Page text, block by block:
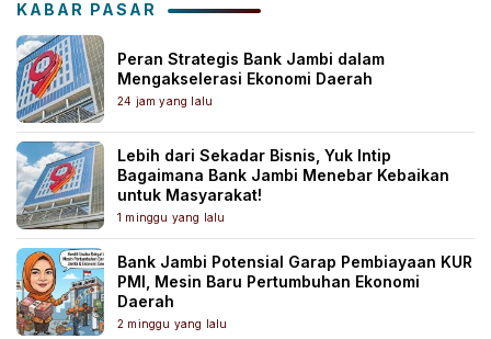
KABAR PASAR
Peran Strategis Bank Jambi dalam
Mengakselerasi Ekonomi Daerah
24 jam yang lalu
Lebih dari Sekadar Bisnis, Yuk Intip
Bagaimana Bank Jambi Menebar Kebaikan
untuk Masyarakat!
1 minggu yang lalu
Bank Jambi Potensial Garap Pembiayaan KUR
PMI, Mesin Baru Pertumbuhan Ekonomi
Daerah
2 minggu yang lalu